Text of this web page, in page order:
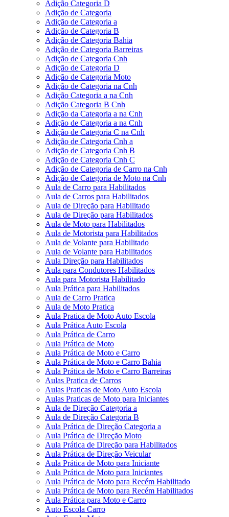
Adição Categoria D
Adição de Categoria
Adição de Categoria a
Adição de Categoria B
Adição de Categoria Bahia
Adição de Categoria Barreiras
Adição de Categoria Cnh
Adição de Categoria D
Adição de Categoria Moto
Adição de Categoria na Cnh
Adição Categoria a na Cnh
Adição Categoria B Cnh
Adição da Categoria a na Cnh
Adição de Categoria a na Cnh
Adição de Categoria C na Cnh
Adição de Categoria Cnh a
Adição de Categoria Cnh B
Adição de Categoria Cnh C
Adição de Categoria de Carro na Cnh
Adição de Categoria de Moto na Cnh
Aula de Carro para Habilitados
Aula de Carros para Habilitados
Aula de Direção para Habilitado
Aula de Direção para Habilitados
Aula de Moto para Habilitados
Aula de Motorista para Habilitados
Aula de Volante para Habilitado
Aula de Volante para Habilitados
Aula Direção para Habilitados
Aula para Condutores Habilitados
Aula para Motorista Habilitado
Aula Prática para Habilitados
Aula de Carro Pratica
Aula de Moto Pratica
Aula Pratica de Moto Auto Escola
Aula Prática Auto Escola
Aula Prática de Carro
Aula Prática de Moto
Aula Prática de Moto e Carro
Aula Prática de Moto e Carro Bahia
Aula Prática de Moto e Carro Barreiras
Aulas Pratica de Carros
Aulas Praticas de Moto Auto Escola
Aulas Praticas de Moto para Iniciantes
Aula de Direção Categoria a
Aula de Direção Categoria B
Aula Prática de Direção Categoria a
Aula Prática de Direção Moto
Aula Prática de Direção para Habilitados
Aula Prática de Direção Veicular
Aula Prática de Moto para Iniciante
Aula Prática de Moto para Iniciantes
Aula Prática de Moto para Recém Habilitado
Aula Prática de Moto para Recém Habilitados
Aula Prática para Moto e Carro
Auto Escola Carro